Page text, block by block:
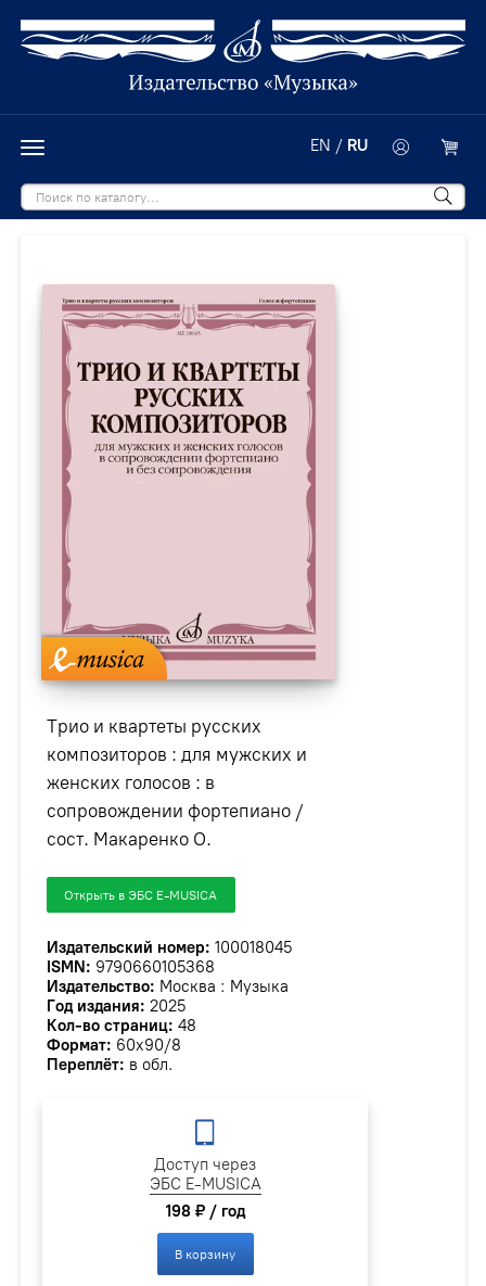
EN / RU
Трио и квартеты русских
композиторов : для мужских и
женских голосов : в
сопровождении фортепиано /
сост. Макаренко О.
Открыть в ЭБС E-MUSICA
Издательский номер: 100018045
ISMN: 979­0­66010­536­8
Издательство: Москва : Музыка
Год издания: 2025
Кол-во страниц: 48
Формат: 60х90/8
Переплёт: в обл.
Доступ через
ЭБС E-MUSICA
198 ₽ / год
В корзину